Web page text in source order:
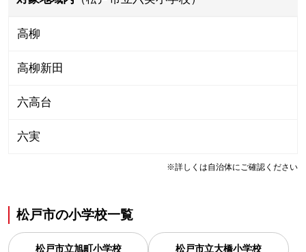
高柳
高柳新田
六高台
六実
※詳しくは自治体にご確認ください
松戸市の小学校一覧
松戸市立旭町小学校 松戸市立大橋小学校